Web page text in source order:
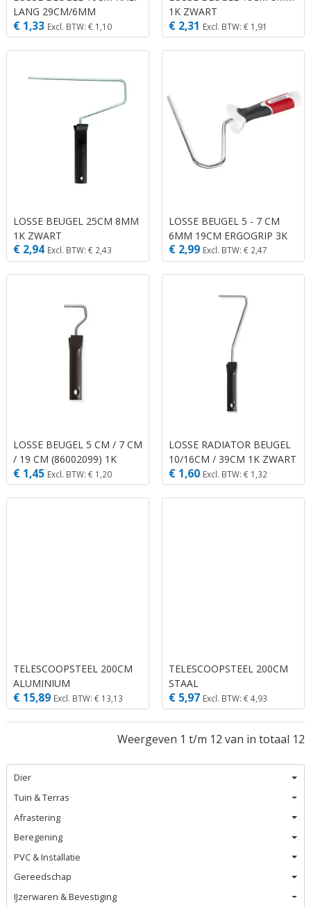
Dier
Tuin & Terras
Afrastering
Beregening
PVC & Installatie
Gereedschap
IJzerwaren & Bevestiging
LANG 29CM/6MM
86003099 1K ZWART
€ 1,33 Excl. BTW: € 1,10
1K ZWART
€ 2,31 Excl. BTW: € 1,91
LOSSE BEUGEL 25CM 8MM
1K ZWART
€ 2,94 Excl. BTW: € 2,43
LOSSE BEUGEL 5 - 7 CM
6MM 19CM ERGOGRIP 3K
WI-GR-RO
€ 2,99 Excl. BTW: € 2,47
LOSSE BEUGEL 5 CM / 7 CM
/ 19 CM (86002099) 1K
ZWART
€ 1,45 Excl. BTW: € 1,20
LOSSE RADIATOR BEUGEL
10/16CM / 39CM 1K ZWART
€ 1,60 Excl. BTW: € 1,32
TELESCOOPSTEEL 200CM
ALUMINIUM
€ 15,89 Excl. BTW: € 13,13
TELESCOOPSTEEL 200CM
STAAL
€ 5,97 Excl. BTW: € 4,93
Weergeven 1 t/m 12 van in totaal 12